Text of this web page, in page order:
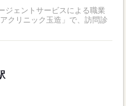
ジェントサービスによる職業
クリニック玉造」で、訪問診